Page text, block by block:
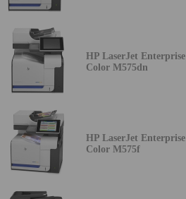
HP LaserJet Enterprise
Color M575dn
HP LaserJet Enterprise
Color M575f